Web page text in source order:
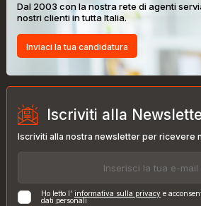
Dal 2003 con la nostra rete di agenti
nostri clienti in tutta Italia.
Inviaci la tua candidatura
Iscriviti alla
Iscriviti alla nostra newsletter per ricevere
Ho letto l' informativa sulla privacy e
dati personali